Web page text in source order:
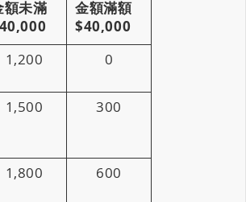
額未滿
金額滿額
$40,000
1,200 0
1,500 300
1,800 600